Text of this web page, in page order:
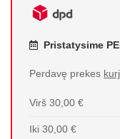
Pristatysime
Perdavę prekes
Virš 30,00 €
Iki 30,00 €